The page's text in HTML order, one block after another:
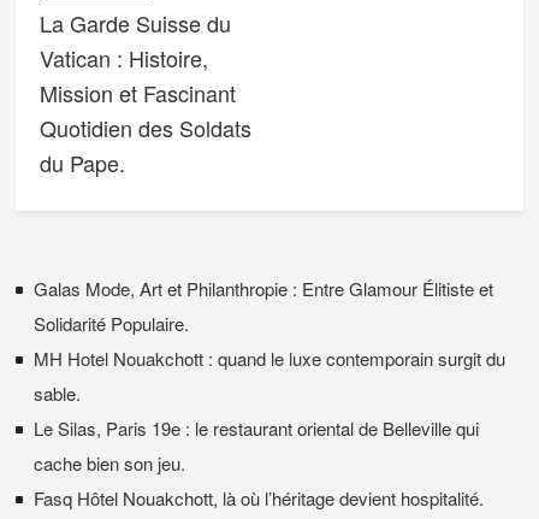
La Garde Suisse du
Vatican : Histoire,
Mission et Fascinant
Quotidien des Soldats
du Pape.
Galas Mode, Art et Philanthropie : Entre Glamour Élitiste et
Solidarité Populaire.
MH Hotel Nouakchott : quand le luxe contemporain surgit du
sable.
Le Silas, Paris 19e : le restaurant oriental de Belleville qui
cache bien son jeu.
Fasq Hôtel Nouakchott, là où l’héritage devient hospitalité.